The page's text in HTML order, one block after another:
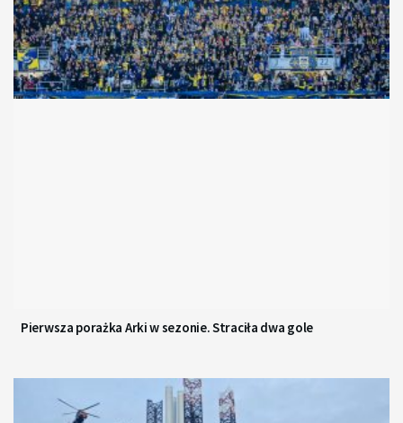
Pierwsza porażka Arki w sezonie. Straciła dwa gole